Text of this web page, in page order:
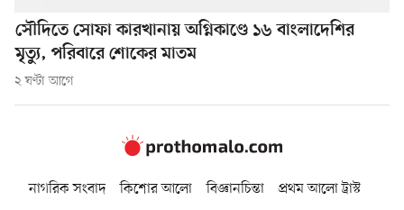
সৌদিতে সোফা কারখানায় অগ্নিকাণ্ডে ১৬ বাংলাদেশির
মৃত্যু, পরিবারে শোকের মাতম
২ ঘণ্টা আগে
নাগরিক সংবাদ কিশোর আলো বিজ্ঞানচিন্তা
প্রথম আলো ট্রাস্ট